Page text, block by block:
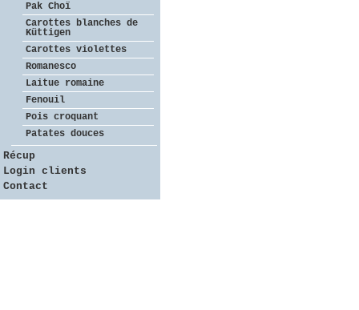
Pak Choï
Carottes blanches de
Küttigen
Carottes violettes
Romanesco
Laitue romaine
Fenouil
Pois croquant
Patates douces
Récup
Login clients
Contact